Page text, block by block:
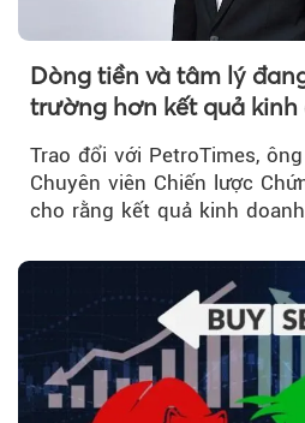
Dòng tiền và tâm lý
trường hơn kết quả kinh
Trao đổi với PetroTimes,
Chuyên viên Chiến lược
cho rằng kết quả kinh